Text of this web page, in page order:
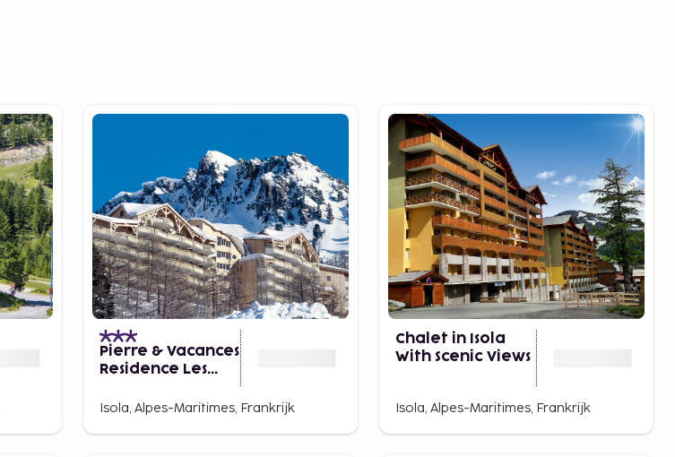
Pierre & Vacances
Residence Les
Isola, Alpes-Maritimes, Frankrijk
Chalet in Isola
With Scenic Views
Isola, Alpes-Maritimes, Frankrijk